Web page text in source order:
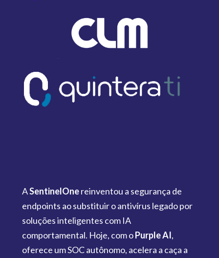
ASentinelOnereinventou a segurança de
endpoints ao substituir o antivírus legado por
soluções inteligentes com IA
comportamental. Hoje, com oPurple AI,
oferece um SOC autônomo, acelera a caça a